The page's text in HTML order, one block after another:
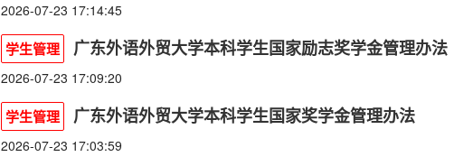
2026-07-23 17:14:45
学生管理 广东外语外贸大学本科学生国家励志奖学金管理办法
2026-07-23 17:09:20
学生管理 广东外语外贸大学本科学生国家奖学金管理办法
2026-07-23 17:03:59